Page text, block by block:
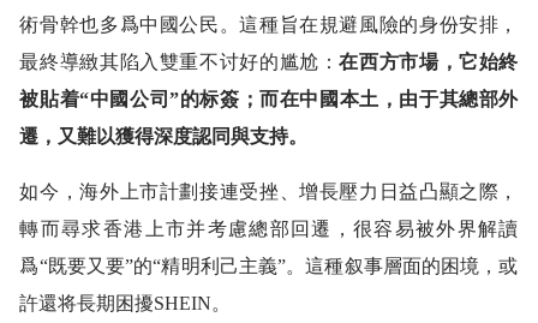
術骨幹也多爲中國公民。這種旨在規避風險的身份安排，
最終導緻其陷入雙重不讨好的尴尬：在西方市場，它始終
被貼着“中國公司”的标簽；而在中國本土，由于其總部外
遷，又難以獲得深度認同與支持。
如今，海外上市計劃接連受挫、增長壓力日益凸顯之際，
轉而尋求香港上市并考慮總部回遷，很容易被外界解讀
爲“既要又要”的“精明利己主義”。這種叙事層面的困境，或
許還将長期困擾SHEIN。